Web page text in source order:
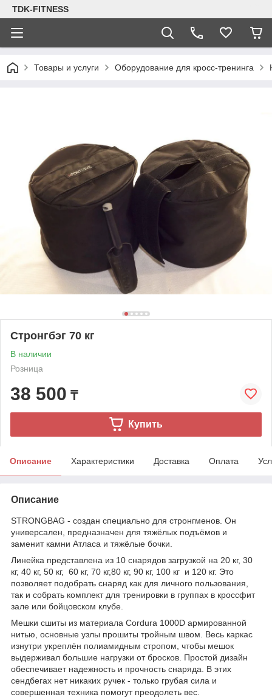
TDK-FITNESS
Товары и услуги Оборудование для кросс-тренинга
Стронгбэг 70 кг
В наличии
Розница
38 500 ₸
Купить
Описание Характеристики Доставка Оплата
Описание
STRONGBAG - создан специально для стронгменов. Он
универсален, предназначен для тяжёлых подъёмов и
заменит камни Атласа и тяжёлые бочки.
Линейка представлена из 10 снарядов загрузкой на 20 кг, 30
кг, 40 кг, 50 кг, 60 кг, 70 кг,80 кг, 90 кг, 100 кг и 120 кг. Это
позволяет подобрать снаряд как для личного пользования,
так и собрать комплект для тренировки в группах в кроссфит
зале или бойцовском клубе.
Мешки сшиты из материала Cordura 1000D армированной
нитью, основные узлы прошиты тройным швом. Весь каркас
изнутри укреплён полиамидным стропом, чтобы мешок
выдерживал большие нагрузки от бросков. Простой дизайн
обеспечивает надежность и прочность снаряда. В этих
сендбегах нет никаких ручек - только грубая сила и
совершенная техника помогут преодолеть вес.